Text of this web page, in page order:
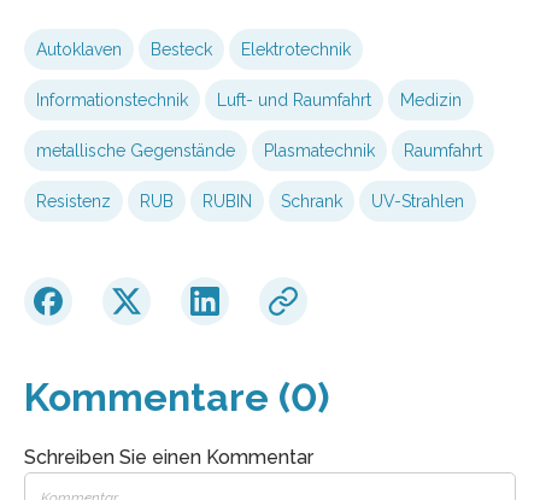
Autoklaven Besteck Elektrotechnik
Informationstechnik Luft- und Raumfahrt Medizin
metallische Gegenstände Plasmatechnik Raumfahrt
Resistenz RUB RUBIN Schrank UV-Strahlen
Kommentare (0)
Schreiben Sie einen Kommentar